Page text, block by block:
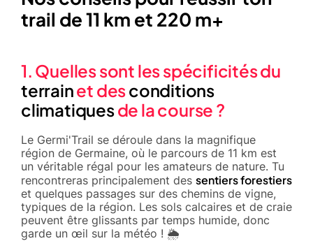
trail de 11 km et 220 m+
1. Quelles sont les spécificités du
terrainet desconditions
climatiquesde la course ?
Le Germi'Trail se déroule dans la magnifique
région de Germaine, où le parcours de 11 km est
un véritable régal pour les amateurs de nature. Tu
rencontreras principalement des sentiers forestiers
et quelques passages sur des chemins de vigne,
typiques de la région. Les sols calcaires et de craie
peuvent être glissants par temps humide, donc
garde un œil sur la météo ! 🌦